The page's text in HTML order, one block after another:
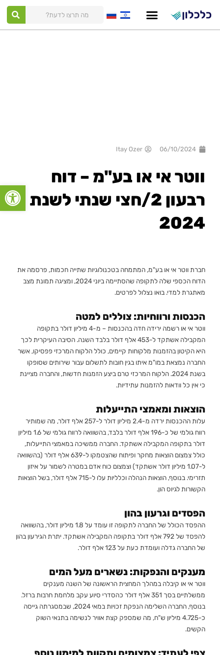
פתח
לתוכן
06/10/2024
Itay Ozer
ווטר אי או בע"מ – דוח
רבעון 2/חצי שנתי לשנת
2024
חברת ווטר אי או בע"מ, המתמחה בטכנולוגיות שתייה חכמות, פרסמה את
הדוח הכספי שלה לתקופה שהסתיימה ביוני 2024, ומציגה תמונת מצב
מאתגרת למדי. בואו נצלול לפרטים.
הכנסות ורווחיות: צוללים למטה
ווטר אי או רשמה ירידה חדה בהכנסות – מ-4 מיליון דולר בתקופה
המקבילה אשתקד ל-453 אלף דולר בלבד השנה. הסיבה העיקרית לכך
היא הקיטון בהזמנות מלקוחות קיימים, כולל הלקוח המרכזי פפסיקו, אשר
החברה נמצאת במו"מ איתו בגין חובות לתשלום עבור שירותים שסופקו
בשנת 2024. הלקוח המרכזי טרם ביצע הזמנות חדשות, והחברה מציינת
כי אין כל וודאות להזמנות עתידיות.
הוצאות ומאמצי התייעלות
עלות ההכנסות ירדה מ-2.4 מיליון דולר ל-257 אלף דולר, מה שמותיר
רווח גולמי של כ-196 אלף דולר בלבד, בהשוואה לרווח גולמי של 1.6 מיליון
דולר בתקופה המקבילה אשתקד. החברה ממשיכה במאמצי התייעלות,
כולל צמצום הוצאות מחקר ופיתוח שהצטמקו ל-639 אלף דולר (בהשוואה
ל-1.07 מיליון דולר אשתקד) וצמצום כוח אדם במטרה לשמור על איזון
תזרימי. בנוסף, הוצאות הנהלה וכלליות עלו ל-715 אלף דולר, בשל הוצאות
הקשורות לגיוס הון.
הפסדים וגרעון בהון
ההפסד הכולל של החברה לתקופה זו עומד על 1.8 מיליון דולר, בהשוואה
להפסד של 792 אלף דולר בתקופה המקבילה אשתקד. יתרת הגירעון בהון
של החברה גדלה ועומדת כעת על 123 אלף דולר.
מענקים והנפקות: נשארים מעל המים
ווטר אי או קיבלה במהלך המחצית הראשונה של השנה מענקים
ממשלתיים בסך 351 אלף דולר כהסדרי סיוע עקב מלחמת חרבות ברזל.
בנוסף, החברה השלימה הנפקת זכויות במאי 2024, שבמסגרתה גייסה
כ-4.725 מיליון ש"ח, מה שמספק קצת אוויר לנשימה בתנאי השוק
הקשים.